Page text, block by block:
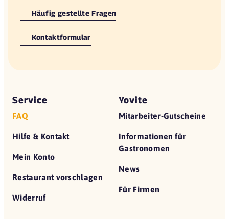
Häufig gestellte Fragen
Kontaktformular
Service
FAQ
Hilfe & Kontakt
Mein Konto
Restaurant vorschlagen
Widerruf
Yovite
Mitarbeiter-Gutscheine
Informationen für
Gastronomen
News
Für Firmen